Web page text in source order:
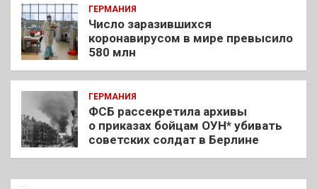
ГЕРМАНИЯ
Число заразившихся
коронавирусом в мире превысило
580 млн
ГЕРМАНИЯ
ФСБ рассекретила архивы
о приказах бойцам ОУН* убивать
советских солдат в Берлине